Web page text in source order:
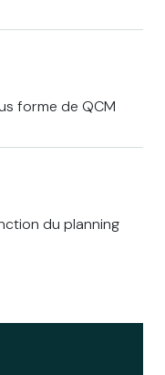
forme de QCM
du planning